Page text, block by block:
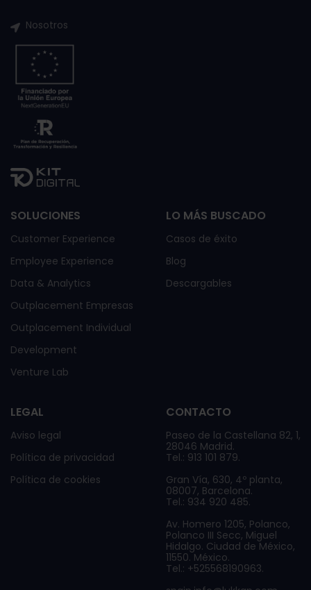
Nosotros
SOLUCIONES
Customer Experience
Employee Experience
Data & Analytics
Outplacement Empresas
Outplacement Individual
Development
Venture Lab
LO MÁS BUSCADO
Casos de éxito
Blog
Descargables
LEGAL
Aviso legal
Política de privacidad
Política de cookies
CONTACTO
Paseo de la Castellana 82, 1,
28046 Madrid.
Tel.: 913 101 879.
Gran Vía, 630, 4º planta,
08007, Barcelona.
Tel.: 934 920 485.
Av. Homero 1205, Polanco,
Polanco III Secc, Miguel
Hidalgo. Ciudad de México,
11550. México.
Tel.: +525568190963.